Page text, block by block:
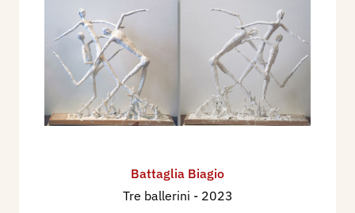
Battaglia Biagio
Tre ballerini - 2023